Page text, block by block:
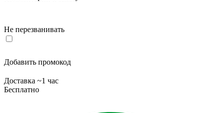
Не перезванивать
Добавить промокод
Доставка ~1 час
Бесплатно